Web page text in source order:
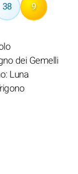
38 9
dei Gemelli
Luna